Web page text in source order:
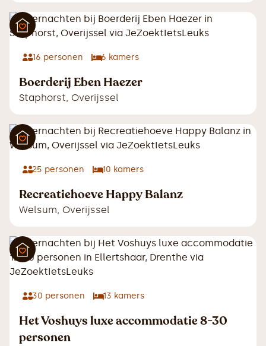
16 personen 6 kamers
Boerderij Eben Haezer
Staphorst, Overijssel
25 personen 10 kamers
Recreatiehoeve Happy Balanz
Welsum, Overijssel
30 personen 13 kamers
Het Voshuys luxe accommodatie 8-30
personen